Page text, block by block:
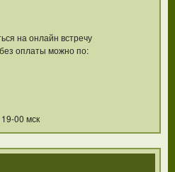
на онлайн встречу
оплаты можно по:
00 мск